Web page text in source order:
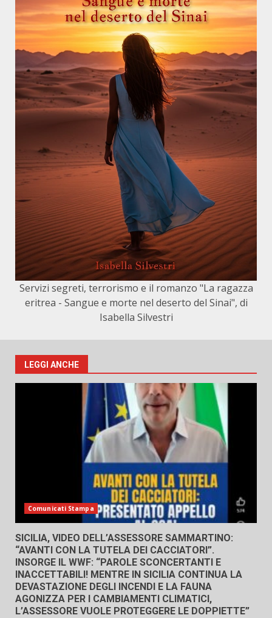
Servizi segreti, terrorismo e il romanzo "La ragazza
eritrea - Sangue e morte nel deserto del Sinai", di
Isabella Silvestri
LEGGI ANCHE
Comunicati Stampa
SICILIA, VIDEO DELL’ASSESSORE SAMMARTINO:
“AVANTI CON LA TUTELA DEI CACCIATORI”.
INSORGE IL WWF: “PAROLE SCONCERTANTI E
INACCETTABILI! MENTRE IN SICILIA CONTINUA LA
DEVASTAZIONE DEGLI INCENDI E LA FAUNA
AGONIZZA PER I CAMBIAMENTI CLIMATICI,
L’ASSESSORE VUOLE PROTEGGERE LE DOPPIETTE”